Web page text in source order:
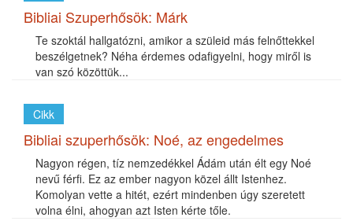
Bibliai Szuperhősök: Márk
Te szoktál hallgatózni, amikor a szüleid más felnőttekkel
beszélgetnek? Néha érdemes odafigyelni, hogy miről is
van szó közöttük...
Cikk
Bibliai szuperhősök: Noé, az engedelmes
Nagyon régen, tíz nemzedékkel Ádám után élt egy Noé
nevű férfi. Ez az ember nagyon közel állt Istenhez.
Komolyan vette a hitét, ezért mindenben úgy szeretett
volna élni, ahogyan azt Isten kérte tőle.